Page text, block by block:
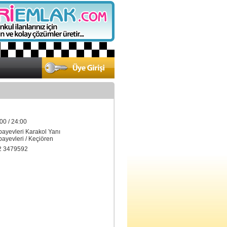
/ 24:00
Karakol Yanı
/ Keçiören
3479592